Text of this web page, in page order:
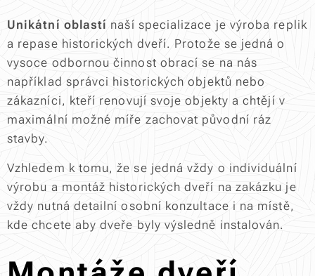
Unikátní oblastí naší specializace je výroba replik
a repase historických dveří. Protože se jedná o
vysoce odbornou činnost obrací se na nás
například správci historických objektů nebo
zákazníci, kteří renovují svoje objekty a chtějí v
maximální možné míře zachovat původní ráz
stavby.
Vzhledem k tomu, že se jedná vždy o individuální
výrobu a montáž historických dveří na zakázku je
vždy nutná detailní osobní konzultace i na místě,
kde chcete aby dveře byly výsledně instalován.